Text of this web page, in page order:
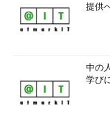
提供
中の
学び